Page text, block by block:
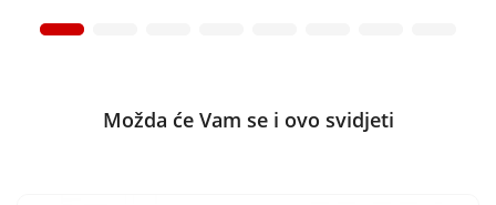
Možda će Vam se i ovo svidjeti